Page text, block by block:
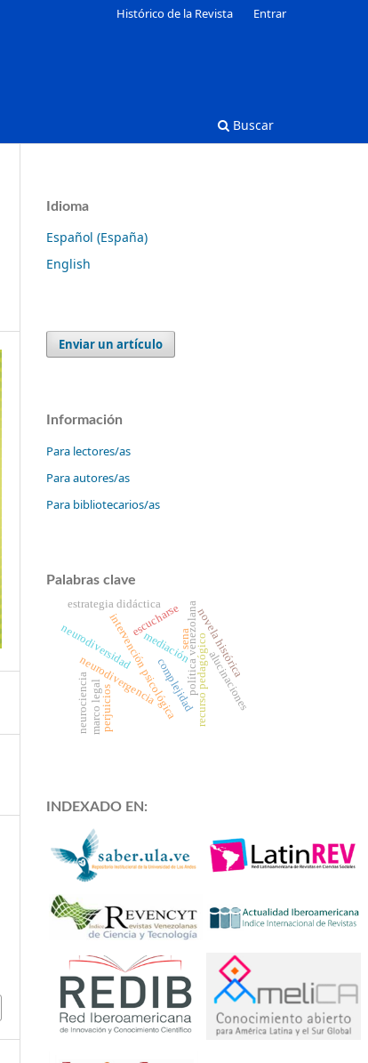
Buscar
Histórico de la Revista Entrar
Idioma
Español (España)
English
Enviar un artículo
Información
Para lectores/as
Para autores/as
Para bibliotecarios/as
Palabras clave
intervención psicológicapolítica venezolana
neurodivergencia
neurodiversidad
neurociencia
mediaciónrecurso pedagógico
estrategia didáctica
novela histórica
complejidad
sena
alucinaciones
marco legal
escucharse
perjuicios
INDEXADO EN: